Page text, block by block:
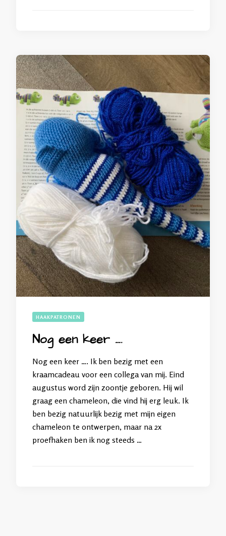
HAAKPATRONEN
Nog een keer ….
Nog een keer …. Ik ben bezig met een
kraamcadeau voor een collega van mij. Eind
augustus word zijn zoontje geboren. Hij wil
graag een chameleon, die vind hij erg leuk. Ik
ben bezig natuurlijk bezig met mijn eigen
chameleon te ontwerpen, maar na 2x
proefhaken ben ik nog steeds …